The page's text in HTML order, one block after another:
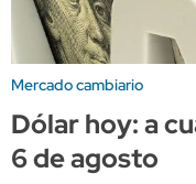
Mercado cambiario
Dólar hoy: a
6 de agosto